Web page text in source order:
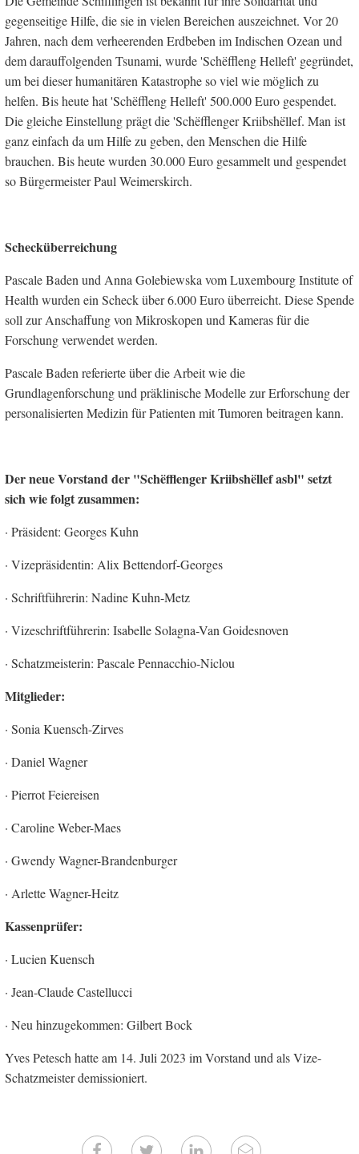
gegenseitige Hilfe, die sie in vielen Bereichen auszeichnet. Vor 20
Jahren, nach dem verheerenden Erdbeben im Indischen Ozean und
dem darauffolgenden Tsunami, wurde 'Schëffleng Helleft' gegründet,
um bei dieser humanitären Katastrophe so viel wie möglich zu
helfen. Bis heute hat 'Schëffleng Helleft' 500.000 Euro gespendet.
Die gleiche Einstellung prägt die 'Schëfflenger Kriibshëllef. Man ist
ganz einfach da um Hilfe zu geben, den Menschen die Hilfe
brauchen. Bis heute wurden 30.000 Euro gesammelt und gespendet
so Bürgermeister Paul Weimerskirch.
Schecküberreichung
Pascale Baden und Anna Golebiewska vom Luxembourg Institute of
Health wurden ein Scheck über 6.000 Euro überreicht. Diese Spende
soll zur Anschaffung von Mikroskopen und Kameras für die
Forschung verwendet werden.
Pascale Baden referierte über die Arbeit wie die
Grundlagenforschung und präklinische Modelle zur Erforschung der
personalisierten Medizin für Patienten mit Tumoren beitragen kann.
Der neue Vorstand der "Schëfflenger Kriibshëllef asbl" setzt
sich wie folgt zusammen:
· Präsident: Georges Kuhn
· Vizepräsidentin: Alix Bettendorf-Georges
· Schriftführerin: Nadine Kuhn-Metz
· Vizeschriftführerin: Isabelle Solagna-Van Goidesnoven
· Schatzmeisterin: Pascale Pennacchio-Niclou
Mitglieder:
· Sonia Kuensch-Zirves
· Daniel Wagner
· Pierrot Feiereisen
· Caroline Weber-Maes
· Gwendy Wagner-Brandenburger
· Arlette Wagner-Heitz
Kassenprüfer:
· Lucien Kuensch
· Jean-Claude Castellucci
· Neu hinzugekommen: Gilbert Bock
Yves Petesch hatte am 14. Juli 2023 im Vorstand und als Vize-
Schatzmeister demissioniert.